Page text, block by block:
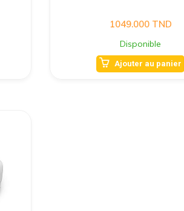
1049.000TND
Disponible
Ajouter au panier